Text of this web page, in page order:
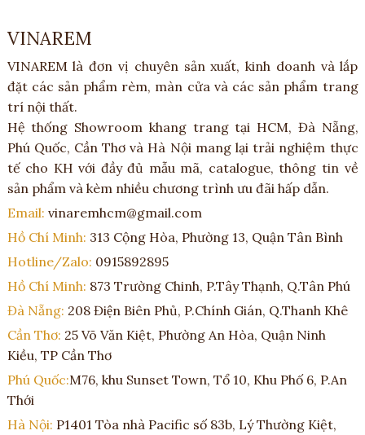
VINAREM
VINAREM là đơn vị chuyên sản xuất, kinh doanh và lắp
đặt các sản phẩm rèm, màn cửa và các sản phẩm trang
trí nội thất.
Hệ thống Showroom khang trang tại HCM, Đà Nẵng,
Phú Quốc, Cần Thơ và Hà Nội mang lại trải nghiệm thực
tế cho KH với đầy đủ mẫu mã, catalogue, thông tin về
sản phẩm và kèm nhiều chương trình ưu đãi hấp dẫn.
Email: vinaremhcm@gmail.com
Hồ Chí Minh: 313 Cộng Hòa, Phường 13, Quận Tân Bình
Hotline/Zalo: 0915892895
Hồ Chí Minh: 873 Trường Chinh, P.Tây Thạnh, Q.Tân Phú
Đà Nẵng: 208 Điện Biên Phủ, P.Chính Gián, Q.Thanh Khê
Cần Thơ: 25 Võ Văn Kiệt, Phường An Hòa, Quận Ninh
Kiều, TP Cần Thơ
Phú Quốc:M76, khu Sunset Town, Tổ 10, Khu Phố 6, P.An
Thới
Hà Nội: P1401 Tòa nhà Pacific số 83b, Lý Thường Kiệt,